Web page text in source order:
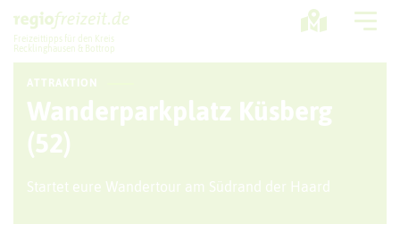
Freizeittipps für den Kreis
Recklinghausen & Bottrop
Aktuelles
Freizeitregion
ATTRAKTION
Wanderparkplatz Küsberg
(52)
Startet eure Wandertour am Südrand der Haard